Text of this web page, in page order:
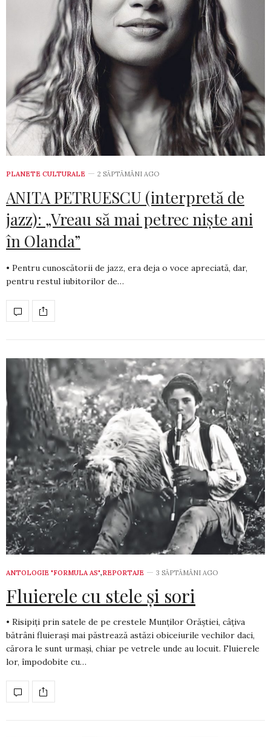
PLANETE CULTURALE 2 SĂPTĂMÂNI AGO
ANITA PETRUESCU (interpretă de
jazz): „Vreau să mai petrec niște ani
în Olanda”
• Pentru cunoscătorii de jazz, era deja o voce apreciată, dar,
pentru restul iubitorilor de…
ANTOLOGIE "FORMULA AS",REPORTAJE 3 SĂPTĂMÂNI AGO
Fluierele cu stele și sori
• Risipiți prin satele de pe crestele Munților Orăștiei, câțiva
bătrâni fluierași mai păstrează astăzi obiceiurile vechilor daci,
cărora le sunt urmași, chiar pe vetrele unde au locuit. Fluierele
lor, împodobite cu…